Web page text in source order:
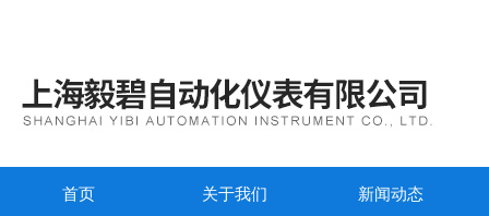
首页 关于我们 新闻动态